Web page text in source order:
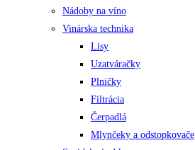
Nádoby na víno
Vinárska technika
Lisy
Uzatváračky
Plničky
Filtrácia
Čerpadlá
Mlynčeky a odstopkovače